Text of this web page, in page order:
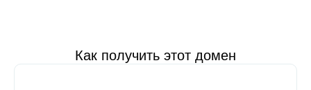
Как получить этот домен